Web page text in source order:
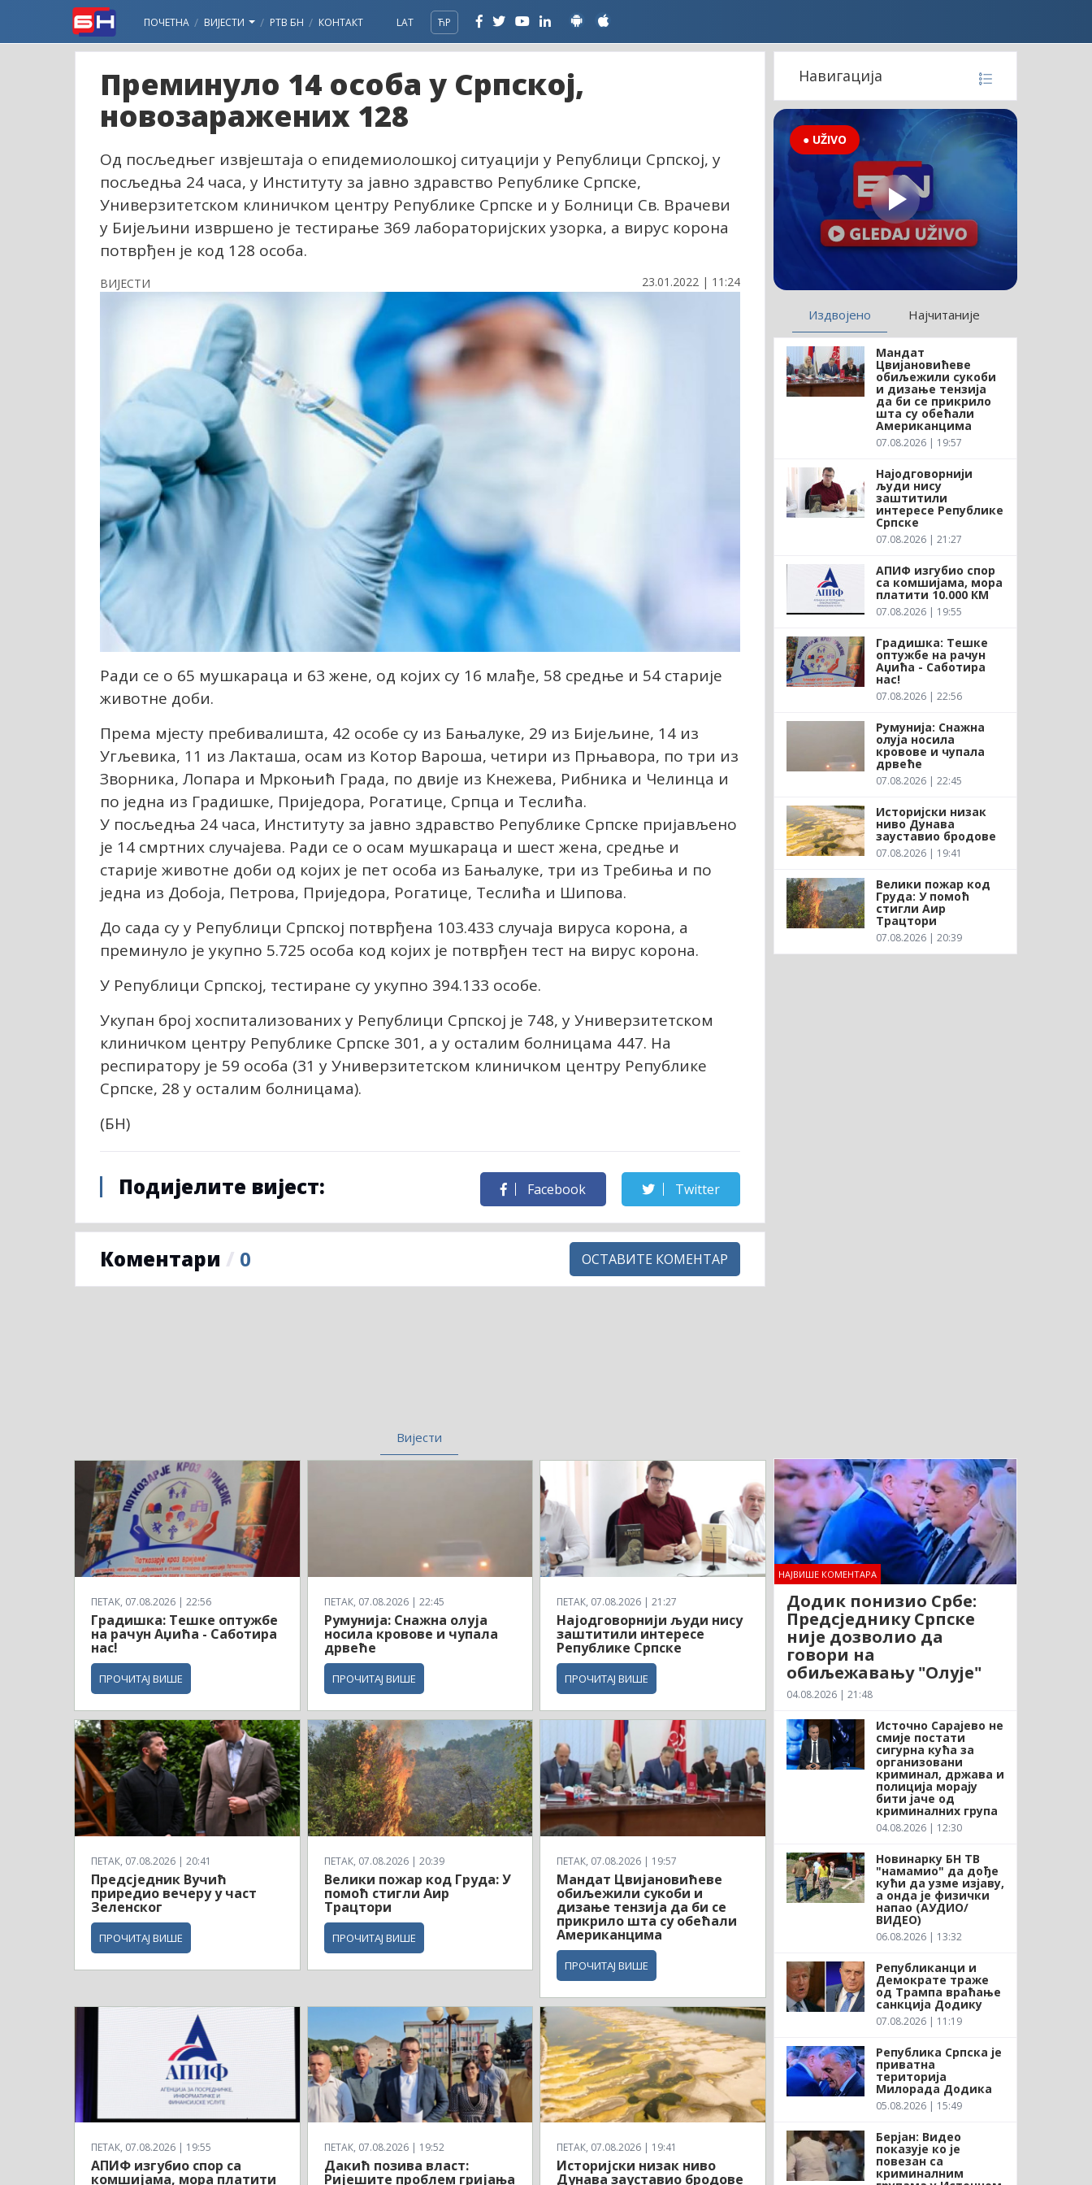
ПОЧЕТНА ВИЈЕСТИ РТВ БН КОНТАКТ LAT ЋР
Преминуло 14 особа у Српској,
новозаражених 128
Од посљедњег извјештаја о епидемиолошкој ситуацији у Републици Српској, у
посљедња 24 часа, у Институту за јавно здравство Републике Српске,
Универзитетском клиничком центру Републике Српске и у Болници Св. Врачеви
у Бијељини извршено је тестирање 369 лабораторијских узорка, а вирус корона
потврђен је код 128 особа.
ВИЈЕСТИ 23.01.2022 | 11:24
Ради се о 65 мушкараца и 63 жене, од којих су 16 млађе, 58 средње и 54 старије
животне доби.
Према мјесту пребивалишта, 42 особе су из Бањалуке, 29 из Бијељине, 14 из
Угљевика, 11 из Лакташа, осам из Котор Вароша, четири из Прњавора, по три из
Зворника, Лопара и Мркоњић Града, по двије из Кнежева, Рибника и Челинца и
по једна из Градишке, Приједора, Рогатице, Српца и Теслића.
У посљедња 24 часа, Институту за јавно здравство Републике Српске пријављено
је 14 смртних случајева. Ради се о осам мушкараца и шест жена, средње и
старије животне доби од којих је пет особа из Бањалуке, три из Требиња и по
једна из Добоја, Петрова, Приједора, Рогатице, Теслића и Шипова.
До сада су у Републици Српској потврђена 103.433 случаја вируса корона, а
преминуло је укупно 5.725 особа код којих је потврђен тест на вирус корона.
У Републици Српској, тестиране су укупно 394.133 особе.
Укупан број хоспитализованих у Републици Српској је 748, у Универзитетском
клиничком центру Републике Српске 301, а у осталим болницама 447. На
респиратору је 59 особа (31 у Универзитетском клиничком центру Републике
Српске, 28 у осталим болницама).
(БН)
Подијелите вијест: Facebook Twitter
Коментари / 0 ОСТАВИТЕ КОМЕНТАР
Вијести
ПЕТАК, 07.08.2026 | 22:56
Градишка: Тешке оптужбе
на рачун Аџића - Саботира
нас!
ПРОЧИТАЈ ВИШЕ
ПЕТАК, 07.08.2026 | 22:45
Румунија: Снажна олуја
носила кровове и чупала
дрвеће
ПРОЧИТАЈ ВИШЕ
ПЕТАК, 07.08.2026 | 21:27
Најодговорнији људи нису
заштитили интересе
Републике Српске
ПРОЧИТАЈ ВИШЕ
ПЕТАК, 07.08.2026 | 20:41
Предсједник Вучић
приредио вечеру у част
Зеленског
ПРОЧИТАЈ ВИШЕ
ПЕТАК, 07.08.2026 | 20:39
Велики пожар код Груда: У
помоћ стигли Аир
Трацтори
ПРОЧИТАЈ ВИШЕ
ПЕТАК, 07.08.2026 | 19:57
Мандат Цвијановићеве
обиљежили сукоби и
дизање тензија да би се
прикрило шта су обећали
Американцима
ПРОЧИТАЈ ВИШЕ
ПЕТАК, 07.08.2026 | 19:55
АПИФ изгубио спор са
комшијама, мора платити
ПЕТАК, 07.08.2026 | 19:52
Дакић позива власт:
Ријешите проблем гријања
ПЕТАК, 07.08.2026 | 19:41
Историјски низак ниво
Дунава зауставио бродове
Навигација
● UŽIVO
Издвојено Најчитаније
Мандат
Цвијановићеве
обиљежили сукоби
и дизање тензија
да би се прикрило
шта су обећали
Американцима
07.08.2026 | 19:57
Најодговорнији
људи нису
заштитили
интересе Републике
Српске
07.08.2026 | 21:27
АПИФ изгубио спор
са комшијама, мора
платити 10.000 КМ
07.08.2026 | 19:55
Градишка: Тешке
оптужбе на рачун
Аџића - Саботира
нас!
07.08.2026 | 22:56
Румунија: Снажна
олуја носила
кровове и чупала
дрвеће
07.08.2026 | 22:45
Историјски низак
ниво Дунава
зауставио бродове
07.08.2026 | 19:41
Велики пожар код
Груда: У помоћ
стигли Аир
Трацтори
07.08.2026 | 20:39
НАЈВИШЕ КОМЕНТАРА
Додик понизио Србе:
Предсједнику Српске
није дозволио да
говори на
обиљежавању "Олује"
04.08.2026 | 21:48
Источно Сарајево не
смије постати
сигурна кућа за
организовани
криминал, држава и
полиција морају
бити јаче од
криминалних група
04.08.2026 | 12:30
Новинарку БН ТВ
"намамио" да дође
кући да узме изјаву,
а онда је физички
напао (АУДИО/
ВИДЕО)
06.08.2026 | 13:32
Републиканци и
Демократе траже
од Трампа враћање
санкција Додику
07.08.2026 | 11:19
Република Српска је
приватна
територија
Милорада Додика
05.08.2026 | 15:49
Берјан: Видео
показује ко је
повезан са
криминалним